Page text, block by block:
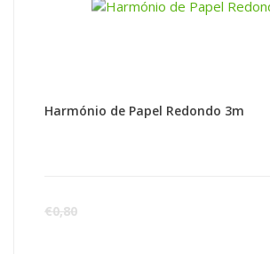
Harmónio de Papel Redondo 3m
€0,80